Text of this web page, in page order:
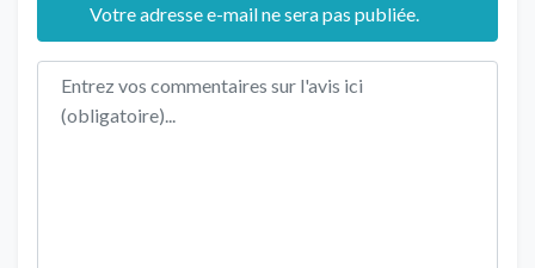
Votre adresse e-mail ne sera pas publiée.
Texte de l'avis